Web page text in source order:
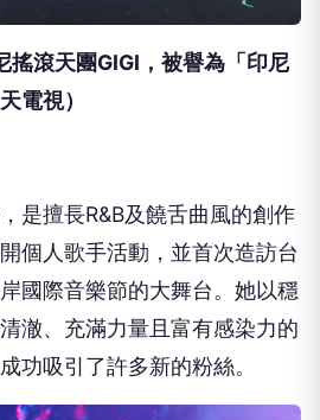
搖滾天團GIGI ，被譽為「 印尼
電視）
是擅長R&B及饒舌曲風的創作
個人歌手活動，並首次造訪台
國際音樂節的大舞台。她以穩
澈、充滿力量且富有感染力的
成功吸引了許多新的粉絲。